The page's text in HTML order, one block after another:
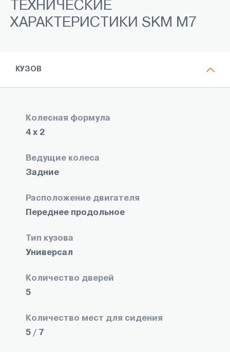
ТЕХНИЧЕСКИЕ
ХАРАКТЕРИСТИКИ SKM M7
КУЗОВ
Колесная формула
4 x 2
Ведущие колеса
Задние
Расположение двигателя
Переднее продольное
Тип кузова
Универсал
Количество дверей
5
Количество мест для сидения
5 / 7